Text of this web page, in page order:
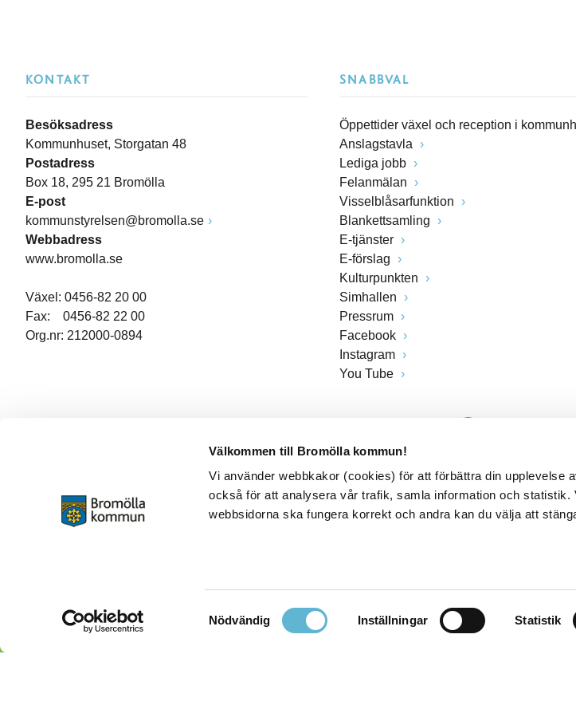
Välkommen till Bromölla kommun!
Vi använder webbkakor (cookies) för att förbättra din upplevelse
också för att analysera vår trafik, samla information och
webbsidorna ska fungera korrekt och andra kan du välja att
Samtyckesval
Nödvändig Inställningar Statistik
KONTAKT
Besöksadress
Kommunhuset, Storgatan 48
Postadress
Box 18, 295 21 Bromölla
E-post
kommunstyrelsen@bromolla.se
Webbadress
www.bromolla.se
Växel: 0456-82 20 00
Fax: 0456-82 22 00
Org.nr: 212000-0894
SNABBVAL
Öppettider växel och reception i
Anslagstavla
Lediga jobb
Felanmälan
Visselblåsarfunktion
Blankettsamling
E-tjänster
E-förslag
Kulturpunkten
Simhallen
Pressrum
Facebook
Instagram
You Tube